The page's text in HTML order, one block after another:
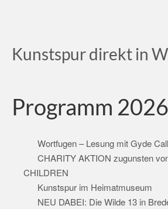
Kunstspur direkt in
Programm 2026
Wortfugen – Lesung mit Gyde
CHARITY AKTION zugunsten
CHILDREN
Kunstspur im Heimatmuseum
NEU DABEI: Die Wilde 13 in